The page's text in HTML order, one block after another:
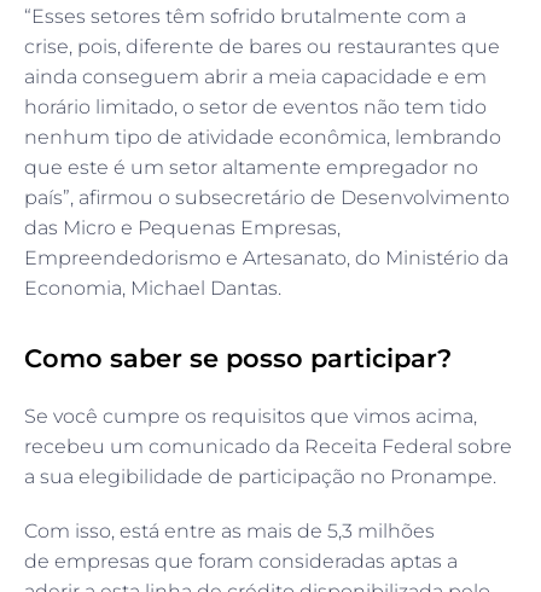
“Esses setores têm sofrido brutalmente com a
crise, pois, diferente de bares ou restaurantes que
ainda conseguem abrir a meia capacidade e em
horário limitado, o setor de eventos não tem tido
nenhum tipo de atividade econômica, lembrando
que este é um setor altamente empregador no
país”, afirmou o subsecretário de Desenvolvimento
das Micro e Pequenas Empresas,
Empreendedorismo e Artesanato, do Ministério da
Economia, Michael Dantas.
Como saber se posso participar?
Se você cumpre os requisitos que vimos acima,
recebeu um comunicado da Receita Federal sobre
a sua elegibilidade de participação no Pronampe.
Com isso, está entre as mais de 5,3 milhões
de empresas que foram consideradas aptas a